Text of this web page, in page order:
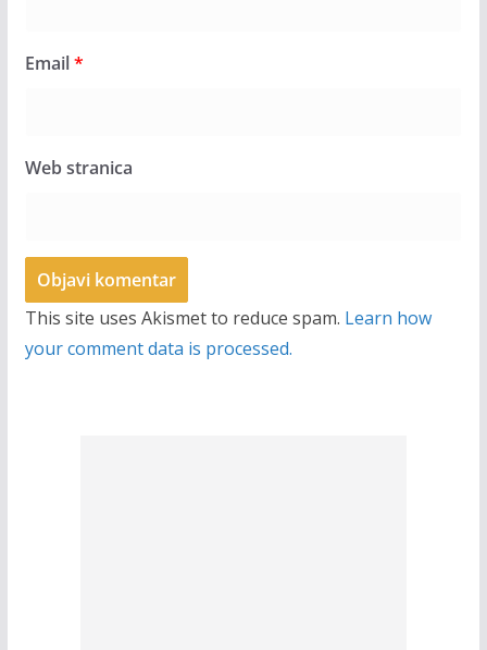
Email*
Web stranica
This site uses Akismet to reduce spam. Learn how
your comment data is processed.